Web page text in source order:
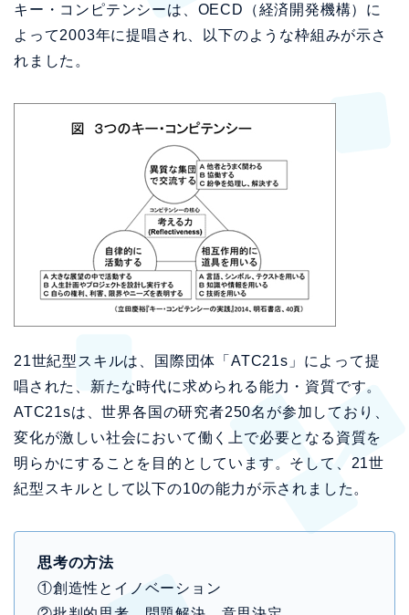
キー・コンピテンシーは、OECD（経済開発機構）に
よって2003年に提唱され、以下のような枠組みが示さ
れました。
21世紀型スキルは、国際団体「ATC21s」によって提
唱された、新たな時代に求められる能力・資質です。
ATC21sは、世界各国の研究者250名が参加しており、
変化が激しい社会において働く上で必要となる資質を
明らかにすることを目的としています。そして、21世
紀型スキルとして以下の10の能力が示されました。
思考の方法
①創造性とイノベーション